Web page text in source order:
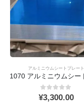
アルミニウムシートプレート
0out 5
¥3,300.00